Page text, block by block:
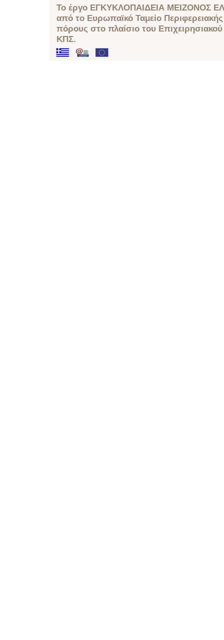
Το έργο ΕΓΚΥΚΛΟΠΑΙΔΕΙΑ ΜΕΙΖΟΝΟΣ
από το Ευρωπαϊκό Ταμείο
πόρους στο πλαίσιο του
ΚΠΣ.